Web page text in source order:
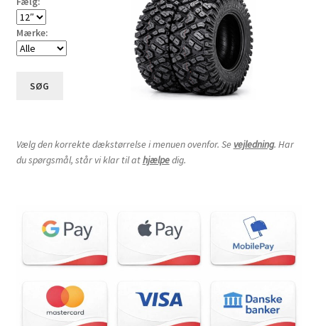
Mærke:
SØG
Vælg den korrekte dækstørrelse i menuen ovenfor. Se vejledning. Har
du spørgsmål, står vi klar til athjælpedig.